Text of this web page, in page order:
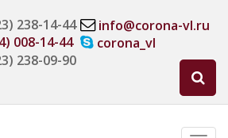
238-14-44
008-14-44
238-09-90
info@corona-vl.ru
corona_vl